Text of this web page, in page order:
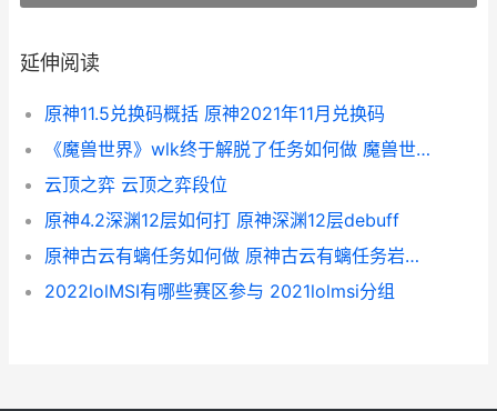
延伸阅读
原神11.5兑换码概括 原神2021年11月兑换码
《魔兽世界》wlk终于解脱了任务如何做 魔兽世界wlk直升礼包
云顶之弈 云顶之弈段位
原神4.2深渊12层如何打 原神深渊12层debuff
原神古云有螭任务如何做 原神古云有螭任务岩尊像点亮顺序
2022lolMSI有哪些赛区参与 2021lolmsi分组